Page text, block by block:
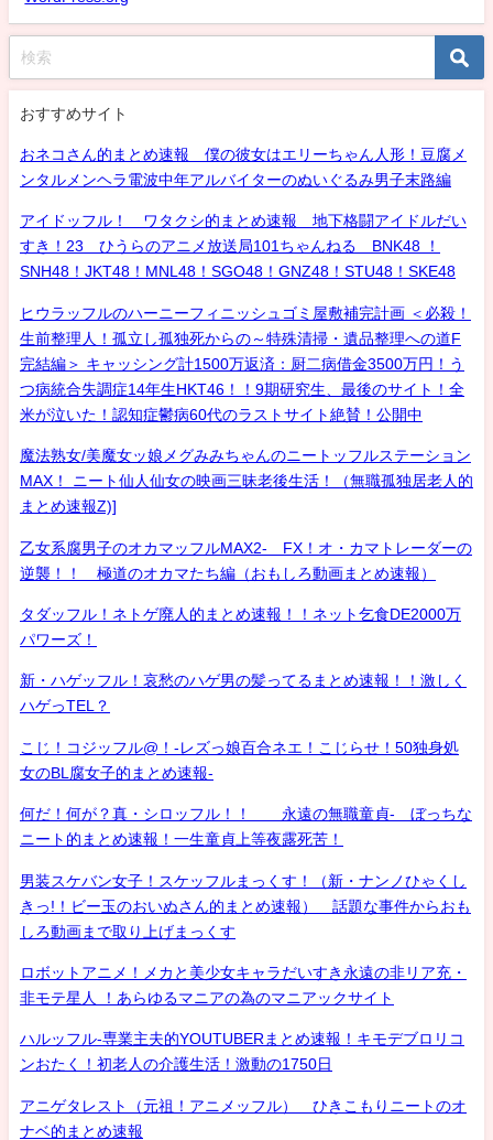
おすすめサイト
おネコさん的まとめ速報 僕の彼女はエリーちゃん人形！豆腐メ
ンタルメンヘラ電波中年アルバイターのぬいぐるみ男子末路編
アイドッフル！ ワタクシ的まとめ速報 地下格闘アイドルだい
すき！23 ひうらのアニメ放送局101ちゃんねる BNK48 ！
SNH48！JKT48！MNL48！SGO48！GNZ48！STU48！SKE48
ヒウラッフルのハーニーフィニッシュゴミ屋敷補完計画 ＜必殺！
生前整理人！孤立し孤独死からの～特殊清掃・遺品整理への道F
完結編＞ キャッシング計1500万返済：厨二病借金3500万円！う
つ病統合失調症14年生HKT46！！9期研究生、最後のサイト！全
米が泣いた！認知症鬱病60代のラストサイト絶賛！公開中
魔法熟女/美魔女ッ娘メグみみちゃんのニートッフルステーション
MAX！ ニート仙人仙女の映画三昧老後生活！（無職孤独居老人的
まとめ速報Z)]
乙女系腐男子のオカマッフルMAX2- FX！オ・カマトレーダーの
逆襲！！ 極道のオカマたち編（おもしろ動画まとめ速報）
タダッフル！ネトゲ廃人的まとめ速報！！ネット乞食DE2000万
パワーズ！
新・ハゲッフル！哀愁のハゲ男の髪ってるまとめ速報！！激しく
ハゲっTEL？
こじ！コジッフル@！-レズっ娘百合ネエ！こじらせ！50独身処
女のBL腐女子的まとめ速報-
何だ！何が？真・シロッフル！！ 永遠の無職童貞- ぼっちな
ニート的まとめ速報！一生童貞上等夜露死苦！
男装スケバン女子！スケッフルまっくす！（新・ナンノひゃくし
きっ!！ビー玉のおいぬさん的まとめ速報） 話題な事件からおも
しろ動画まで取り上げまっくす
ロボットアニメ！メカと美少女キャラだいすき永遠の非リア充・
非モテ星人 ！あらゆるマニアの為のマニアックサイト
ハルッフル-専業主夫的YOUTUBERまとめ速報！キモデブロリコ
ンおたく！初老人の介護生活！激動の1750日
アニゲタレスト（元祖！アニメッフル） ひきこもりニートのオ
ナベ的まとめ速報